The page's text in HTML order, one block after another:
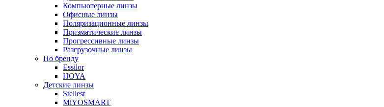
Компьютерные линзы
Офисные линзы
Поляризационные линзы
Призматические линзы
Прогрессивные линзы
Разгрузочные линзы
По бренду
Essilor
HOYA
Детские линзы
Stellest
MiYOSMART